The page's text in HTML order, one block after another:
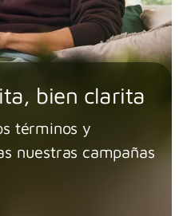
bien clarita
términos y
nuestras campañas